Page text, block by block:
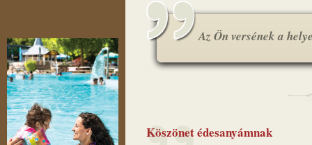
Az Ön versének a
Köszönet édesanyámnak